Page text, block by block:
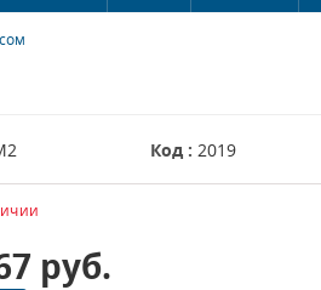
Код : 2019
руб.